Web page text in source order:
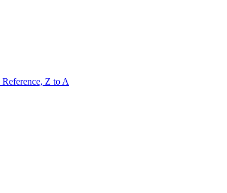
Reference, Z to A